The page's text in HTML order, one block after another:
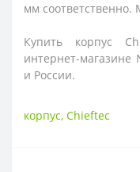
мм соответственно.
Купить корпус
интернет-магазине
и России.
корпус, Chieftec